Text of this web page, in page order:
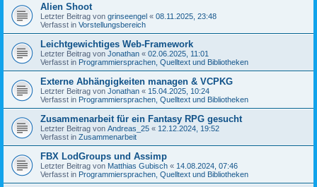
Alien Shoot
Letzter Beitrag von grinseengel « 08.11.2025, 23:48
Verfasst in Vorstellungsbereich
Leichtgewichtiges Web-Framework
Letzter Beitrag von Jonathan « 02.06.2025, 11:01
Verfasst in Programmiersprachen, Quelltext und Bibliotheken
Externe Abhängigkeiten managen & VCPKG
Letzter Beitrag von Jonathan « 15.04.2025, 10:24
Verfasst in Programmiersprachen, Quelltext und Bibliotheken
Zusammenarbeit für ein Fantasy RPG gesucht
Letzter Beitrag von Andreas_25 « 12.12.2024, 19:52
Verfasst in Zusammenarbeit
FBX LodGroups und Assimp
Letzter Beitrag von Matthias Gubisch « 14.08.2024, 07:46
Verfasst in Programmiersprachen, Quelltext und Bibliotheken